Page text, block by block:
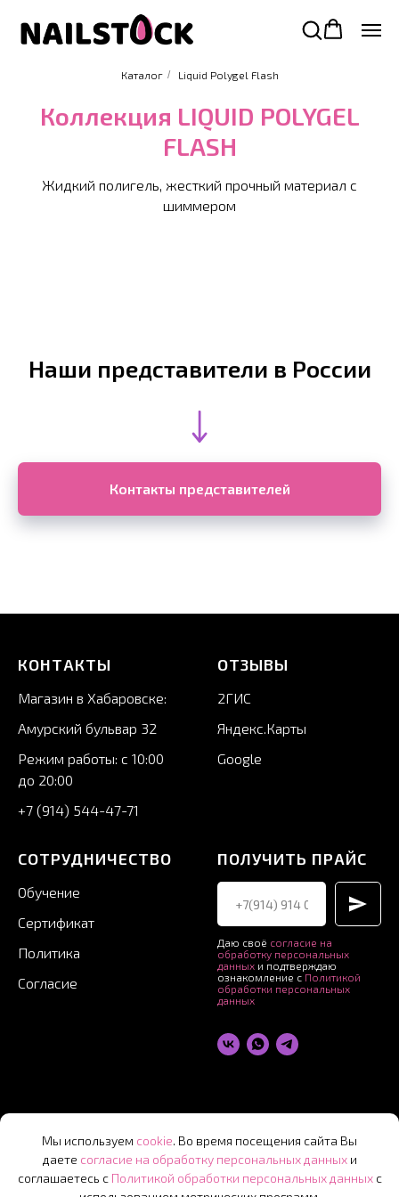
Каталог / Liquid Polygel Flash
Коллекция LIQUID POLYGEL
FLASH
Жидкий полигель, жесткий прочный материал с
шиммером
Наши представители в России
Контакты представителей
КОНТАКТЫ
Магазин в Хабаровске:
Амурский бульвар 32
Режим работы: с 10:00
до 20:00
+7 (914) 544-47-71
ОТЗЫВЫ
2ГИС
Яндекс.Карты
Google
СОТРУДНИЧЕСТВО
Обучение
Сертификат
Политика
Согласие
ПОЛУЧИТЬ ПРАЙС
Даю своё согласие на
обработку персональных
данных и подтверждаю
ознакомление с Политикой
обработки персональных
данных
500172908857
Мы используем cookie. Во время посещения сайта Вы
даете согласие на обработку персональных данныхи
соглашаетесь с Политикой обработки персональных данныхс